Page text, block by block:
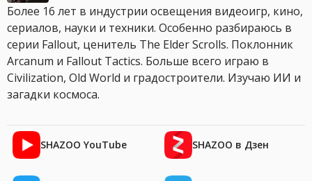
Более 16 лет в индустрии освещения видеоигр, кино,
сериалов, науки и техники. Особенно разбираюсь в
серии Fallout, ценитель The Elder Scrolls. Поклонник
Arcanum и Fallout Tactics. Больше всего играю в
Civilization, Old World и градостроители. Изучаю ИИ и
загадки космоса.
SHAZOO YouTube SHAZOO в Дзен